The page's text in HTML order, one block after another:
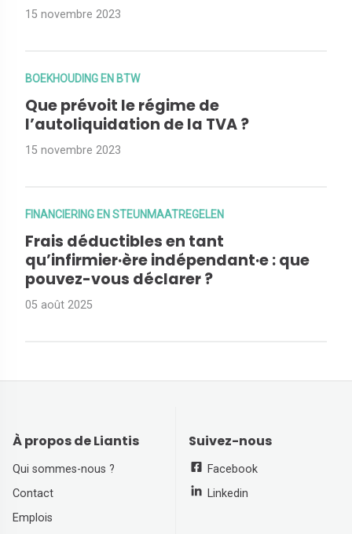
15 novembre 2023
BOEKHOUDING EN BTW
Que prévoit le régime de
l’autoliquidation de la TVA ?
15 novembre 2023
FINANCIERING EN STEUNMAATREGELEN
Frais déductibles en tant
qu’infirmier·ère indépendant·e : que
pouvez-vous déclarer ?
05 août 2025
À propos de Liantis
Qui sommes-nous ?
Contact
Emplois
Suivez-nous
Facebook
Linkedin